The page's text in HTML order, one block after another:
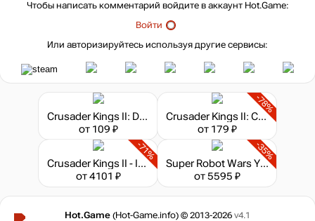
Чтобы написать комментарий войдите в аккаунт Hot.Game:
Войти
Или авторизируйтесь используя другие сервисы:
Crusader Kings II: Dynasty Shields
от 109 ₽
-78%
Crusader Kings II: Conclave
от 179 ₽
-71%
Crusader Kings II - Imperial Collection
от 4101 ₽
-35%
Super Robot Wars Y - Ultimate Edition
от 5595 ₽
Hot.Game (Hot-Game.info) © 2013-2026 v4.1